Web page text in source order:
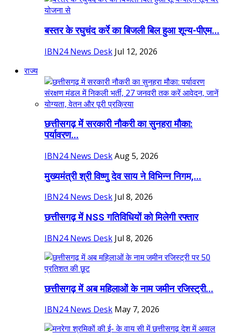
बस्तर के रघुचंद कर्रे का बिजली बिल हुआ शून्य-पीएम...
IBN24 News Desk Jul 12, 2026
राज्य
छत्तीसगढ़ में सरकारी नौकरी का सुनहरा मौका:
पर्यावरण...
IBN24 News DeskAug 5, 2026
मुख्यमंत्री श्री विष्णु देव साय ने विभिन्न निगम,...
IBN24 News Desk Jul 8, 2026
छत्तीसगढ़ में NSS गतिविधियों को मिलेगी रफ्तार
IBN24 News Desk Jul 8, 2026
छत्तीसगढ़ में अब महिलाओं के नाम जमीन रजिस्ट्री...
IBN24 News Desk May 7, 2026